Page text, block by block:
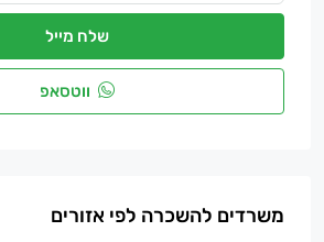
שלח מייל
ווטסאפ
משרדים להשכרה לפי אזורים